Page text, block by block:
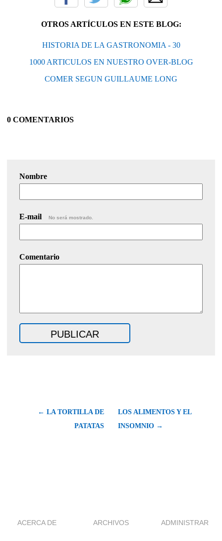
OTROS ARTÍCULOS EN ESTE BLOG:
HISTORIA DE LA GASTRONOMIA - 30
1000 ARTICULOS EN NUESTRO OVER-BLOG
COMER SEGUN GUILLAUME LONG
0 COMENTARIOS
Nombre
E-mail No será mostrado.
Comentario
← LA TORTILLA DE
PATATAS
LOS ALIMENTOS Y EL
INSOMNIO →
ACERCA DE ARCHIVOS ADMINISTRAR